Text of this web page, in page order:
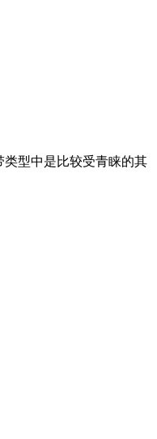
型中是比较受青睐的其